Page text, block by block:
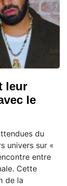
leur
le
du
univers sur «
entre
Cette
de la